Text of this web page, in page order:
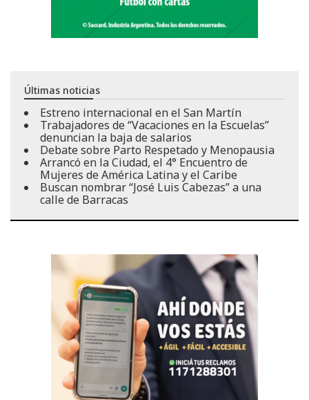
Últimas noticias
Estreno internacional en el San Martín
Trabajadores de “Vacaciones en la Escuelas”
denuncian la baja de salarios
Debate sobre Parto Respetado y Menopausia
Arrancó en la Ciudad, el 4° Encuentro de
Mujeres de América Latina y el Caribe
Buscan nombrar “José Luis Cabezas” a una
calle de Barracas